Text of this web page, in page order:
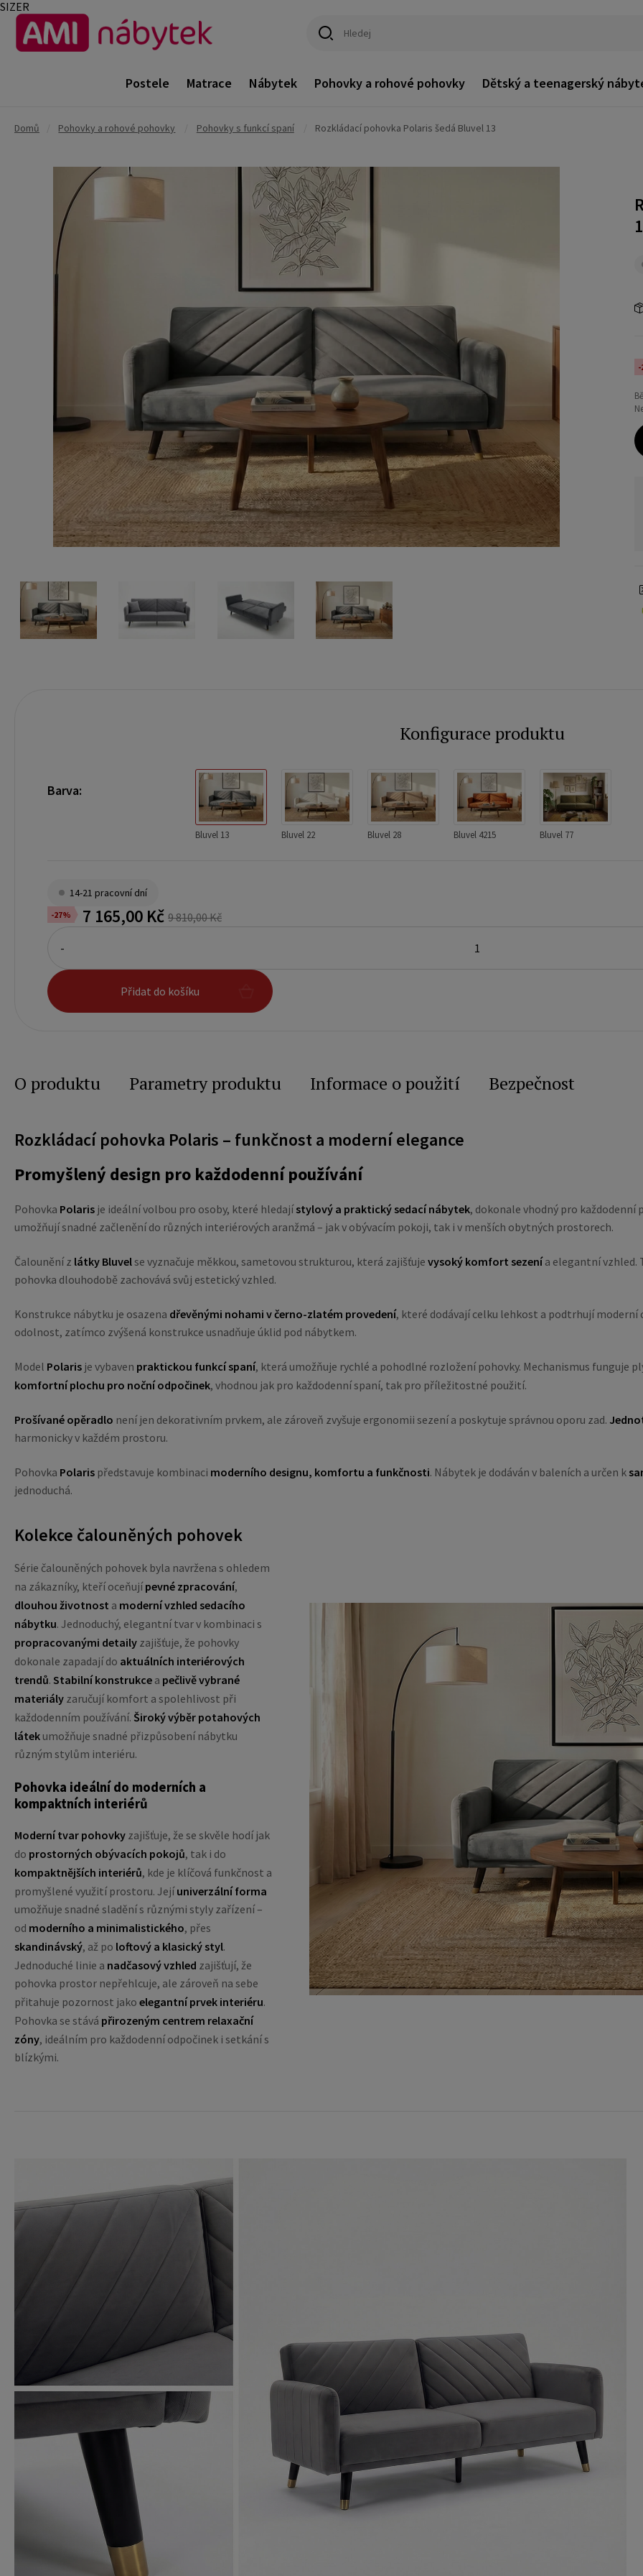
Postele Matrace Nábytek Pohovky a rohové pohovky Dětský a teenagerský
Domů Pohovky a rohové pohovky Pohovky s funkcí spaní Rozkládací pohovka Polaris šedá Bluvel 13
-
Konfigurace produktu
Barva:
Bluvel 13 Bluvel 22 Bluvel 28 Bluvel 4215 Bluvel 77
14-21 pracovní dní
-27% 7 165,00 Kč 9 810,00 Kč
-
Přidat do košíku
O produktu Parametry produktu Informace o použití Bezpečnost
Rozkládací pohovka Polaris – funkčnost a moderní elegance
Promyšlený design pro každodenní používání
Pohovka Polaris je ideální volbou pro osoby, které hledajístylový a praktický sedací nábytek, dokonale vhodný pro každodenní
umožňují snadné začlenění do různých interiérových aranžmá – jak v obývacím pokoji, tak i v menších obytných prostorech.
Čalounění z látky Bluvelse vyznačuje měkkou, sametovou strukturou, která zajišťuje vysoký komfort sezenía elegantní vzhled.
pohovka dlouhodobě zachovává svůj estetický vzhled.
Konstrukce nábytku je osazena dřevěnými nohami v černo-zlatém provedení, které dodávají celku lehkost a podtrhují moderní
odolnost, zatímco zvýšená konstrukce usnadňuje úklid pod nábytkem.
Model Polaris je vybaven praktickou funkcí spaní, která umožňuje rychlé a pohodlné rozložení pohovky. Mechanismus funguje
komfortní plochu pro noční odpočinek, vhodnou jak pro každodenní spaní, tak pro příležitostné použití.
Prošívané opěradlo není jen dekorativním prvkem, ale zároveň zvyšuje ergonomii sezení a poskytuje správnou oporu zad.
harmonicky v každém prostoru.
Pohovka Polaris představuje kombinaci moderního designu, komfortu a funkčnosti. Nábytek je dodáván v baleních a určen k
jednoduchá.
Kolekce čalouněných pohovek
Série čalouněných pohovek byla navržena s ohledem
na zákazníky, kteří oceňujípevné zpracování,
dlouhou životnost a moderní vzhled sedacího
nábytku. Jednoduchý, elegantní tvar v kombinaci s
propracovanými detaily zajišťuje, že pohovky
dokonale zapadají do aktuálních interiérových
trendů. Stabilní konstrukce a pečlivě vybrané
materiály zaručují komfort a spolehlivost při
každodenním používání. Široký výběr potahových
látek umožňuje snadné přizpůsobení nábytku
různým stylům interiéru.
Pohovka ideální do moderních a
kompaktních interiérů
Moderní tvar pohovky zajišťuje, že se skvěle hodí jak
do prostorných obývacích pokojů, tak i do
kompaktnějších interiérů, kde je klíčová funkčnost a
promyšlené využití prostoru. Jejíuniverzální forma
umožňuje snadné sladění s různými styly zařízení –
od moderního a minimalistického, přes
skandinávský, až po loftový a klasický styl.
Jednoduché linie a nadčasový vzhled zajišťují, že
pohovka prostor nepřehlcuje, ale zároveň na sebe
přitahuje pozornost jako elegantní prvek interiéru.
Pohovka se stává přirozeným centrem relaxační
zóny, ideálním pro každodenní odpočinek i setkání s
blízkými.
SIZER